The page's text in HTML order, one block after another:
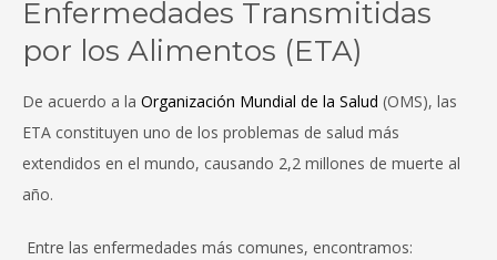
Enfermedades Transmitidas
por los Alimentos (ETA)
De acuerdo a la Organización Mundial de la Salud (OMS), las
ETA constituyen uno de los problemas de salud más
extendidos en el mundo, causando 2,2 millones de muerte al
año.
Entre las enfermedades más comunes, encontramos: